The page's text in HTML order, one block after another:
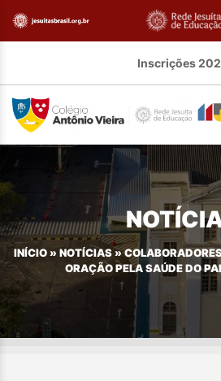
Inscrições
INÍCIO» NOTÍCIAS»
ORAÇÃO PELA SAÚDE DO